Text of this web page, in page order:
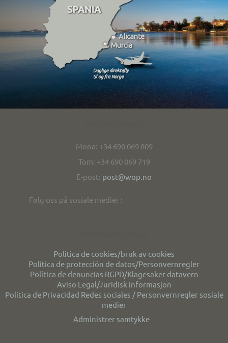
Mona: +34 690 069 809
Tom: +34 690 069 719
E-post: post@wop.no
Følg oss på sosiale medier :
Politica de cookies/bruk av cookies
Política de protección de datos/Personvernregler
Política de denuncias RGPD/Klagesaker datavern
Aviso Legal/Juridisk informasjon
Politica de Privacidad Redes sociales / Personvernregler sosiale
medier
Administrer samtykke